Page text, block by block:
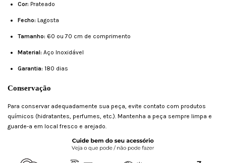
Cor: Prateado
Fecho: Lagosta
Tamanho: 60 ou 70 cm de comprimento
Material: Aço Inoxidável
Garantia: 180 dias
Conservação
Para conservar adequadamente sua peça, evite contato com produtos
químicos (hidratantes, perfumes, etc.). Mantenha a peça sempre limpa e
guarde-a em local fresco e arejado.